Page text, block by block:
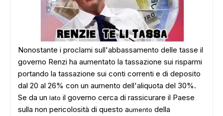
Nonostante i proclami sull'abbassamento delle tasse il
governo Renzi ha aumentato la tassazione sui risparmi
portando la tassazione sui conti correnti e di deposito
dal 20 al 26% con un aumento dell'aliquota del 30%.
Se da un lato il governo cerca di rassicurare il Paese
sulla non pericolosità di questo aumento della